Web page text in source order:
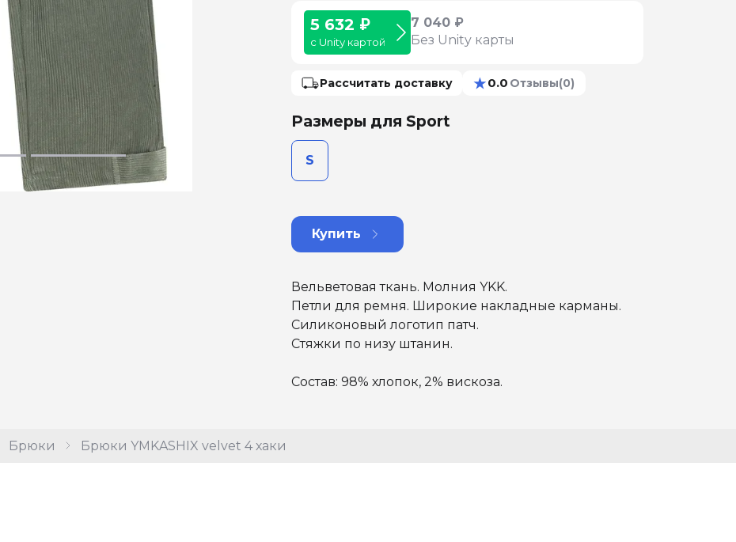
Брюки Брюки YMKASHIX velvet 4 хаки
5 632 ₽
с Unity картой
7 040 ₽
Без Unity карты
Рассчитать доставку ★0.0 Отзывы(0)
Размеры для Sport
S
Купить
Вельветовая ткань. Молния YKK.
Петли для ремня. Широкие накладные карманы.
Силиконовый логотип патч.
Стяжки по низу штанин.
Состав: 98% хлопок, 2% вискоза.